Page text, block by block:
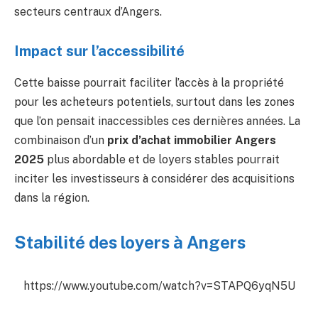
secteurs centraux d’Angers.
Impact sur l’accessibilité
Cette baisse pourrait faciliter l’accès à la propriété
pour les acheteurs potentiels, surtout dans les zones
que l’on pensait inaccessibles ces dernières années. La
combinaison d’un prix d’achat immobilier Angers
2025 plus abordable et de loyers stables pourrait
inciter les investisseurs à considérer des acquisitions
dans la région.
Stabilité des loyers à Angers
https://www.youtube.com/watch?v=STAPQ6yqN5U